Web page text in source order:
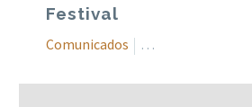
Festival
Comunicados Eventos